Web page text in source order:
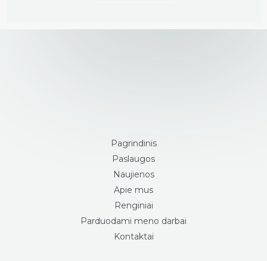
Pagrindinis
Paslaugos
Naujienos
Apie mus
Renginiai
Parduodami meno darbai
Kontaktai